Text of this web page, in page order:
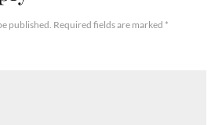
published. Required fields are marked *